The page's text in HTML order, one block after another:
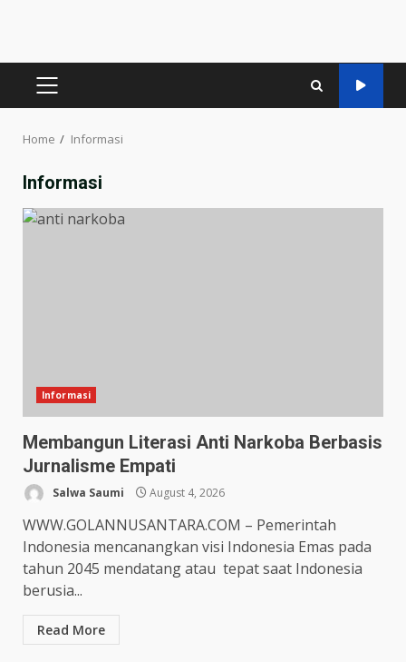
PRIMARY
Home Informasi
Informasi
Informasi
Membangun Literasi Anti Narkoba Berbasis
Jurnalisme Empati
Salwa Saumi August 4, 2026
WWW.GOLANNUSANTARA.COM – Pemerintah
Indonesia mencanangkan visi Indonesia Emas pada
tahun 2045 mendatang atau tepat saat Indonesia
berusia...
Read More